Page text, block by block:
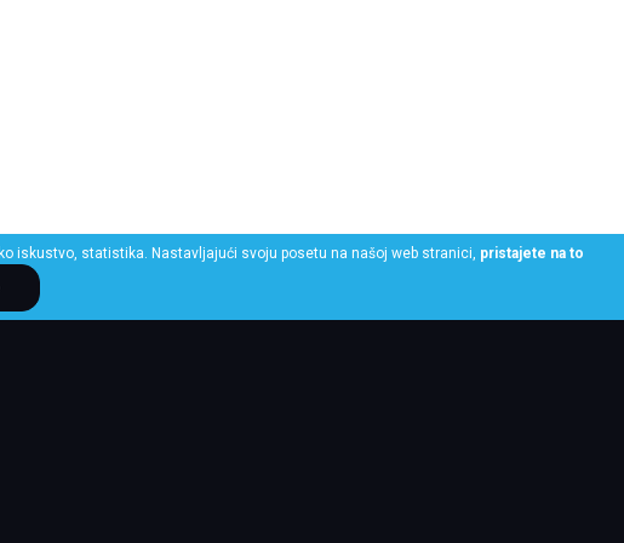
iskustvo, statistika. Nastavljajući svoju posetu na našoj web stranici, pristajete na to